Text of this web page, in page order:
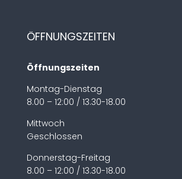
ÖFFNUNGSZEITEN
Öffnungszeiten
Montag-Dienstag
8.00 – 12:00 / 13.30-18.00
Mittwoch
Geschlossen
Donnerstag-Freitag
8.00 – 12:00 / 13.30-18.00